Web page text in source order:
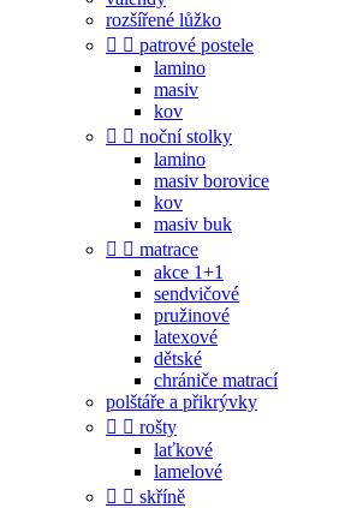
rozšířené lůžko
  patrové postele
lamino
masiv
kov
  noční stolky
lamino
masiv borovice
kov
masiv buk
  matrace
akce 1+1
sendvičové
pružinové
latexové
dětské
chrániče matrací
polštáře a přikrývky
  rošty
laťkové
lamelové
  skříně